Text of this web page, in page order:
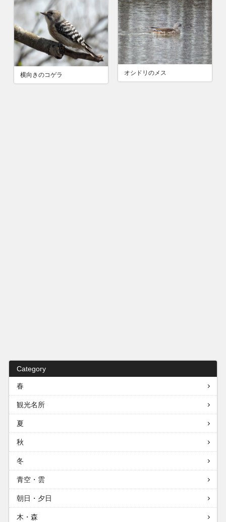
オシドリのメス
横向きのコゲラ
Category
春
観光名所
夏
秋
冬
青空・雲
朝日・夕日
木・森